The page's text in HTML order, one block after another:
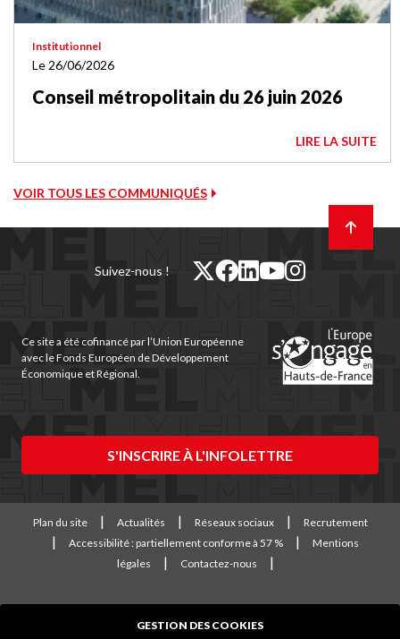
VOIR TOUS LES COMMUNIQUÉS
Institutionnel
Le 26/06/2026
Conseil métropolitain du 26 juin 2026
LIRE LA SUITE
Suivez-nous !
twitter
facebook
linkedin
fenêtre)
youtube
fenêtre)
instagram
fenêtre)
Ce site a été cofinancé par l’Union Européenne
avec le Fonds Européen de Développement
Économique et Régional.
S'INSCRIRE À L'INFOLETTRE
en
haut
Plan du site Actualités Réseaux sociaux
Recrutement
Accessibilité : partiellement conforme à 57 %
Mentions
légales
Contactez-nous
GESTION DES COOKIES